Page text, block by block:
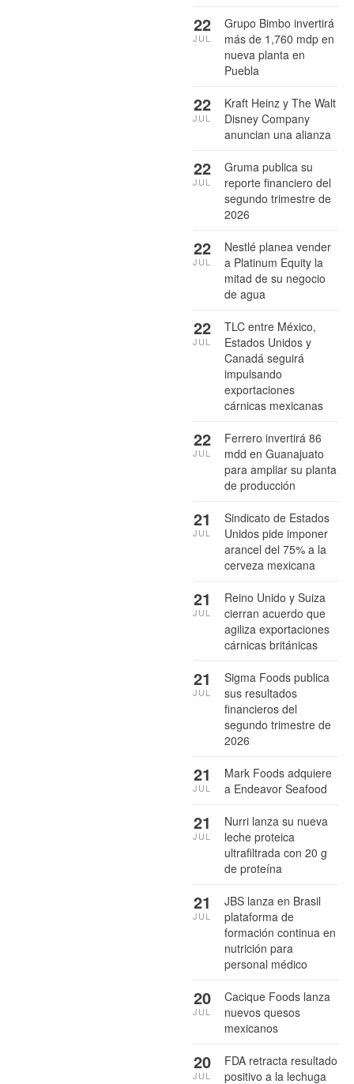
Grupo Bimbo invertirá
más de 1,760 mdp en
nueva planta en
Puebla
22
JUL
Kraft Heinz y The Walt
Disney Company
anuncian una alianza
22
JUL
Gruma publica su
reporte financiero del
segundo trimestre de
2026
22
JUL
Nestlé planea vender
a Platinum Equity la
mitad de su negocio
de agua
22
JUL
TLC entre México,
Estados Unidos y
Canadá seguirá
impulsando
exportaciones
cárnicas mexicanas
22
JUL
Ferrero invertirá 86
mdd en Guanajuato
para ampliar su planta
de producción
22
JUL
Sindicato de Estados
Unidos pide imponer
arancel del 75% a la
cerveza mexicana
21
JUL
Reino Unido y Suiza
cierran acuerdo que
agiliza exportaciones
cárnicas británicas
21
JUL
Sigma Foods publica
sus resultados
financieros del
segundo trimestre de
2026
21
JUL
Mark Foods adquiere
a Endeavor Seafood
21
JUL
Nurri lanza su nueva
leche proteica
ultrafiltrada con 20 g
de proteína
21
JUL
JBS lanza en Brasil
plataforma de
formación continua en
nutrición para
personal médico
21
JUL
Cacique Foods lanza
nuevos quesos
mexicanos
20
JUL
FDA retracta resultado
positivo a la lechuga
20
JUL